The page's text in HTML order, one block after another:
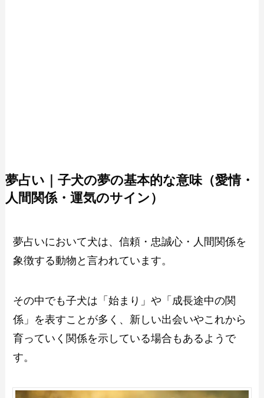
夢占い｜子犬の夢の基本的な意味（愛情・
人間関係・運気のサイン）
夢占いにおいて犬は、信頼・忠誠心・人間関係を
象徴する動物と言われています。
その中でも子犬は「始まり」や「成長途中の関
係」を表すことが多く、新しい出会いやこれから
育っていく関係を示している場合もあるようで
す。